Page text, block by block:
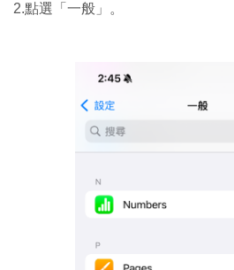
2.點選「一般」。